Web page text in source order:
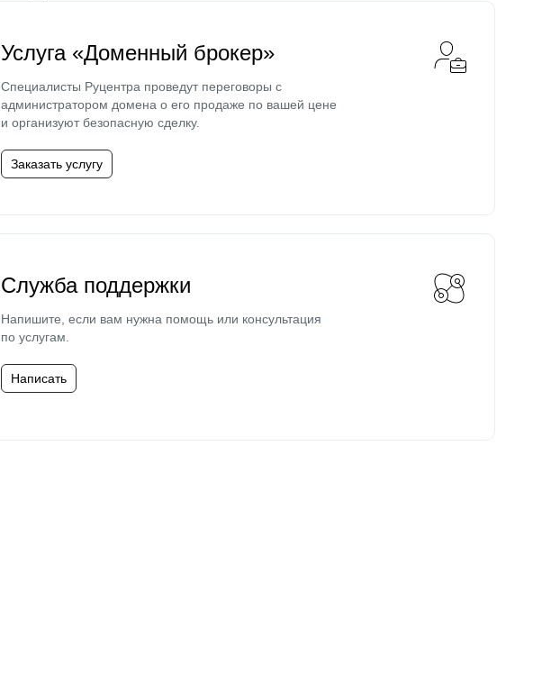
Услуга «Доменный брокер»
Специалисты Руцентра проведут переговоры с
администратором домена о его продаже по вашей цене
и организуют безопасную сделку.
Заказать услугу
Служба поддержки
Напишите, если вам нужна помощь или консультация
по услугам.
Написать